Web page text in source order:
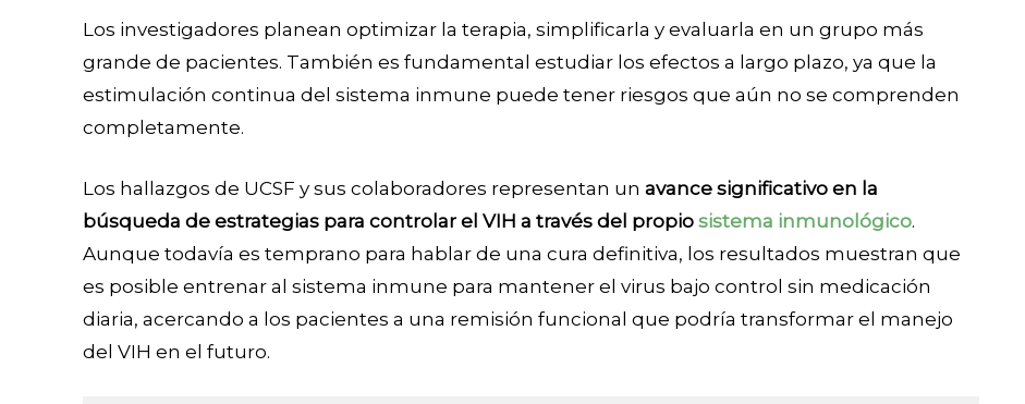
Los investigadores planean optimizar la terapia, simplificarla y evaluarla en un grupo más
grande de pacientes. También es fundamental estudiar los efectos a largo plazo, ya que la
estimulación continua del sistema inmune puede tener riesgos que aún no se comprenden
completamente.
Los hallazgos de UCSF y sus colaboradores representan un avance significativo en la
búsqueda de estrategias para controlar el VIH a través del propio sistema inmunológico.
Aunque todavía es temprano para hablar de una cura definitiva, los resultados muestran que
es posible entrenar al sistema inmune para mantener el virus bajo control sin medicación
diaria, acercando a los pacientes a una remisión funcional que podría transformar el manejo
del VIH en el futuro.